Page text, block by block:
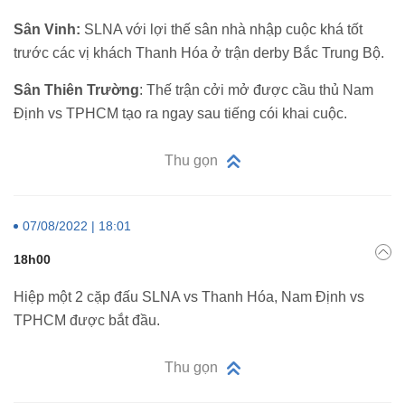
Sân Vinh: SLNA với lợi thế sân nhà nhập cuộc khá tốt
trước các vị khách Thanh Hóa ở trận derby Bắc Trung Bộ.
Sân Thiên Trường: Thế trận cởi mở được cầu thủ Nam
Định vs TPHCM tạo ra ngay sau tiếng cói khai cuộc.
Thu gọn
07/08/2022 | 18:01
18h00
Hiệp một 2 cặp đấu SLNA vs Thanh Hóa, Nam Định vs
TPHCM được bắt đầu.
Thu gọn